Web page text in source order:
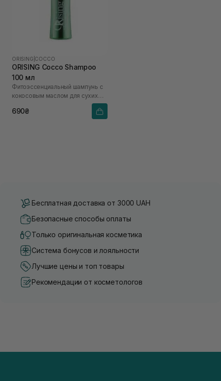
ORISING COCCO
ORISING Cocco Shampoo
100 мл
Фитоэссенциальный шампунь с
кокосовым маслом для сухих
690₴
Бесплатная доставка от 3000 UAH
Безопасные способы оплаты
Только оригинальная косметика
Система бонусов и лояльности
Лучшие цены и топ товары
Рекомендации от косметологов